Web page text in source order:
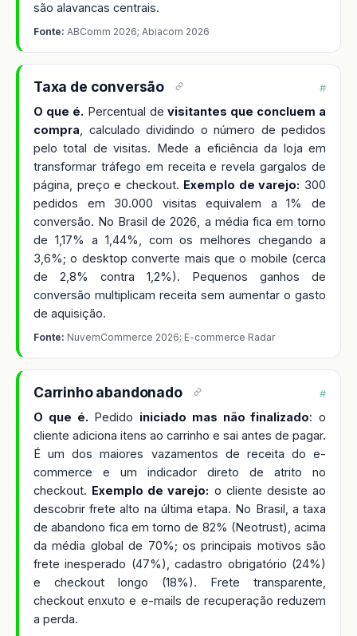
são alavancas centrais.
Fonte: ABComm 2026; Abiacom 2026
Taxa de conversão #
O que é. Percentual devisitantes que concluem a
compra , calculado dividindo o número de pedidos
pelo total de visitas. Mede a eficiência da loja em
transformar tráfego em receita e revela gargalos de
página, preço e checkout. Exemplo de varejo: 300
pedidos em 30.000 visitas equivalem a 1% de
conversão. No Brasil de 2026, a média fica em torno
de 1,17% a 1,44%, com os melhores chegando a
3,6%; o desktop converte mais que o mobile (cerca
de 2,8% contra 1,2%). Pequenos ganhos de
conversão multiplicam receita sem aumentar o gasto
de aquisição.
Fonte: NuvemCommerce 2026; E-commerce Radar
Carrinho abandonado #
O que é. Pedido iniciado mas não finalizado: o
cliente adiciona itens ao carrinho e sai antes de pagar.
É um dos maiores vazamentos de receita do e-
commerce e um indicador direto de atrito no
checkout. Exemplo de varejo: o cliente desiste ao
descobrir frete alto na última etapa. No Brasil, a taxa
de abandono fica em torno de 82% (Neotrust), acima
da média global de 70%; os principais motivos são
frete inesperado (47%), cadastro obrigatório (24%)
e checkout longo (18%). Frete transparente,
checkout enxuto e e-mails de recuperação reduzem
a perda.